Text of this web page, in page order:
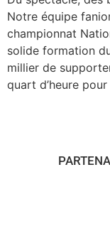
Notre équipe
championnat
solide formation
millier de
quart d’heure